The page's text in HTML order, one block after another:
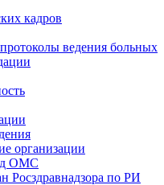
кадров
ведения больных
организации
ОМС
Росздравнадзора по РИ